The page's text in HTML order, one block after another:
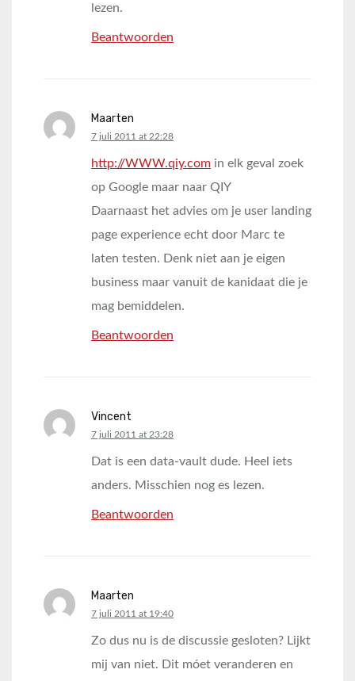
lezen.
Beantwoorden
Maarten
says:
7 juli 2011 at 22:28
http://WWW.qiy.com in elk geval zoek
op Google maar naar QIY
Daarnaast het advies om je user landing
page experience echt door Marc te
laten testen. Denk niet aan je eigen
business maar vanuit de kanidaat die je
mag bemiddelen.
Beantwoorden
Vincent
says:
7 juli 2011 at 23:28
Dat is een data-vault dude. Heel iets
anders. Misschien nog es lezen.
Beantwoorden
Maarten
says:
7 juli 2011 at 19:40
Zo dus nu is de discussie gesloten? Lijkt
mij van niet. Dit móet veranderen en